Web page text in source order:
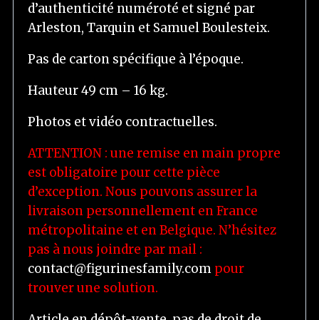
d’authenticité numéroté et signé par
Arleston, Tarquin et Samuel Boulesteix.
Pas de carton spécifique à l’époque.
Hauteur 49 cm – 16 kg.
Photos et vidéo contractuelles.
ATTENTION : une remise en main propre
est obligatoire pour cette pièce
d’exception. Nous pouvons assurer la
livraison personnellement en France
métropolitaine et en Belgique. N’hésitez
pas à nous joindre par mail :
contact@figurinesfamily.com pour
trouver une solution.